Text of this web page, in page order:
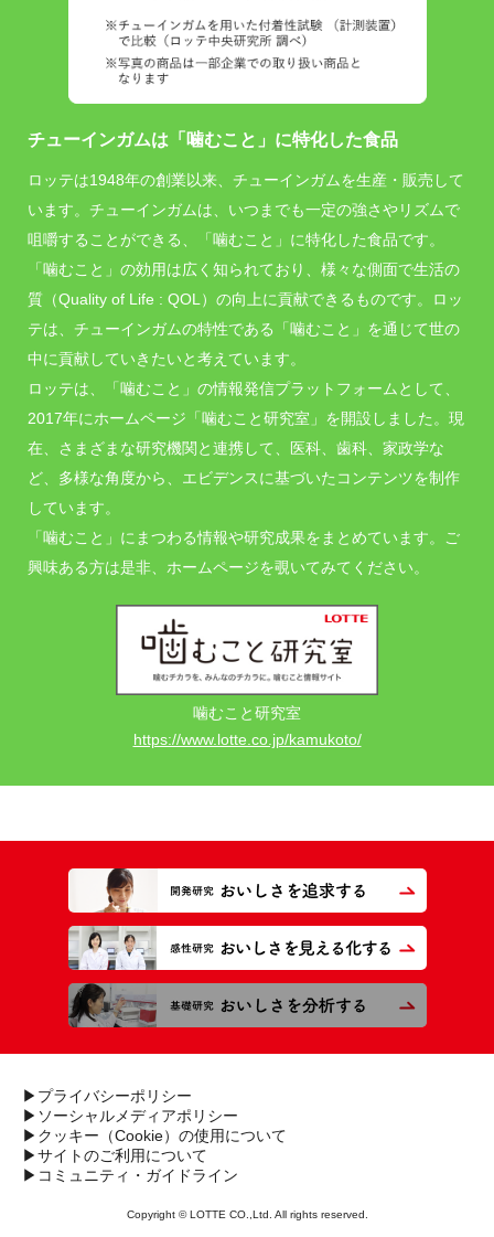
チューインガムは「噛むこと」に特化した食品
ロッテは1948年の創業以来、チューインガムを生産・販売して
います。チューインガムは、いつまでも一定の強さやリズムで
咀嚼することができる、「噛むこと」に特化した食品です。
「噛むこと」の効用は広く知られており、様々な側面で生活の
質（Quality of Life : QOL）の向上に貢献できるものです。ロッ
テは、チューインガムの特性である「噛むこと」を通じて世の
中に貢献していきたいと考えています。
ロッテは、「噛むこと」の情報発信プラットフォームとして、
2017年にホームページ「噛むこと研究室」を開設しました。現
在、さまざまな研究機関と連携して、医科、歯科、家政学な
ど、多様な角度から、エビデンスに基づいたコンテンツを制作
しています。
「噛むこと」にまつわる情報や研究成果をまとめています。ご
興味ある方は是非、ホームページを覗いてみてください。
噛むこと研究室
https://www.lotte.co.jp/kamukoto/
▶プライバシーポリシー
▶ソーシャルメディアポリシー
▶クッキー（Cookie）の使用について
▶サイトのご利用について
▶コミュニティ・ガイドライン
Copyright © LOTTE CO.,Ltd. All rights reserved.